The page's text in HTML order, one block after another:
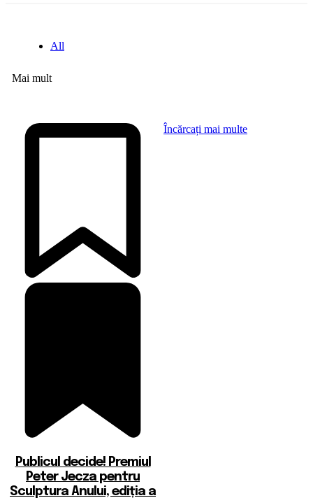
All
Mai mult
Publicul decide! Premiul
Peter Jecza pentru
Sculptura Anului, ediția a
Încărcați mai multe